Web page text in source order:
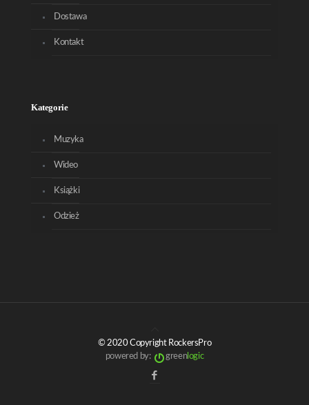
Dostawa
Kontakt
Kategorie
Muzyka
Wideo
Książki
Odzież
© 2020 Copyright RockersPro
powered by:
greenlogic